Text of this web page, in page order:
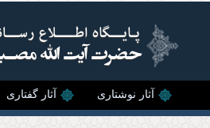
آثار نوشتاری آثار گفتاری